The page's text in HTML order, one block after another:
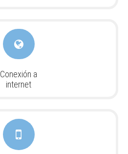
Conexión a
internet